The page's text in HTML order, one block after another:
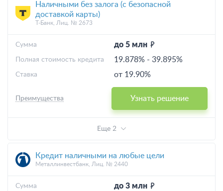
Наличными без залога (с безопасной
доставкой карты)
Т-Банк, Лиц. № 2673
до 5 млн
Cумма
19.878% - 39.895%
Полная стоимость кредита
от 19.90%
Ставка
Узнать решение
Преимущества
Еще 2
Кредит наличными на любые цели
Металлинвестбанк, Лиц. № 2440
до 3 млн
Cумма